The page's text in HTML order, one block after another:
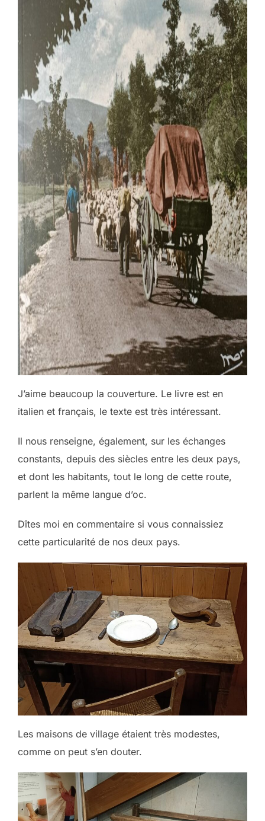
J’aime beaucoup la couverture. Le livre est en
italien et français, le texte est très intéressant.
Il nous renseigne, également, sur les échanges
constants, depuis des siècles entre les deux pays,
et dont les habitants, tout le long de cette route,
parlent la même langue d’oc.
Dîtes moi en commentaire si vous connaissiez
cette particularité de nos deux pays.
Les maisons de village étaient très modestes,
comme on peut s’en douter.